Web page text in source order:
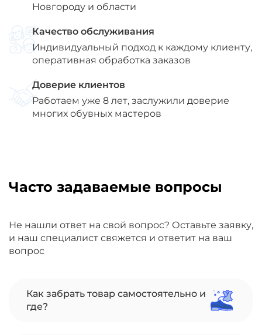
Новгороду и области
Качество обслуживания
Индивидуальный подход к каждому клиенту,
оперативная обработка заказов
Доверие клиентов
Работаем уже 8 лет, заслужили доверие
многих обувных мастеров
Часто задаваемые вопросы
Не нашли ответ на свой вопрос? Оставьте заявку,
и наш специалист свяжется и ответит на ваш
вопрос
Как забрать товар самостоятельно и
где?